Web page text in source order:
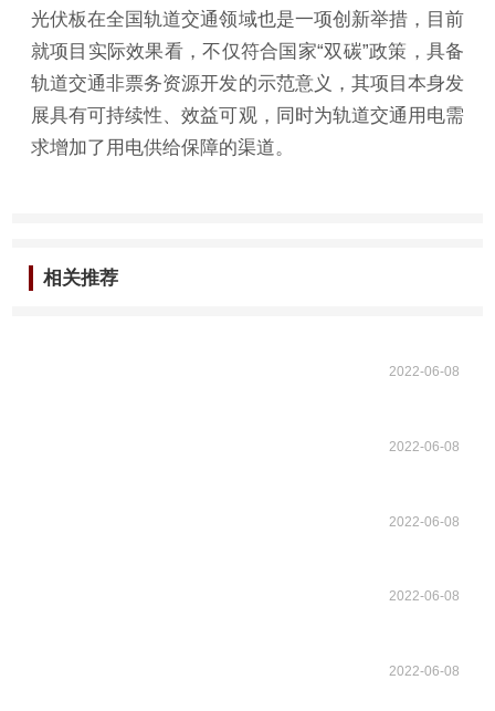
光伏板在全国轨道交通领域也是一项创新举措，目前
就项目实际效果看，不仅符合国家“双碳”政策，具备
轨道交通非票务资源开发的示范意义，其项目本身发
展具有可持续性、效益可观，同时为轨道交通用电需
求增加了用电供给保障的渠道。
相关推荐
2022-06-08
2022-06-08
2022-06-08
2022-06-08
2022-06-08